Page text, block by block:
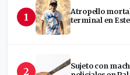
1
Atropello
terminal en
2
Sujeto con